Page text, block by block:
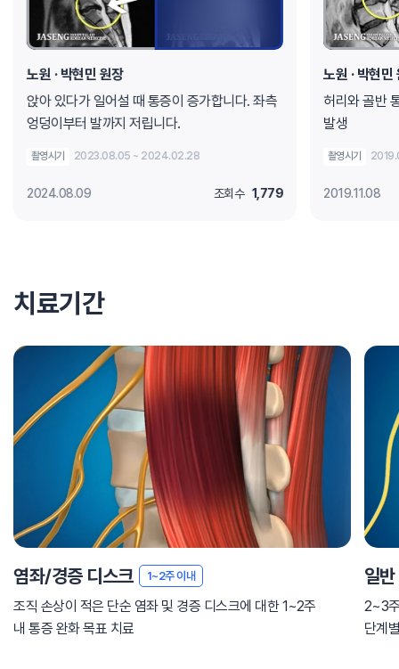
노원· 박현민 원장
앉아 있다가 일어설 때 통증이 증가합니다. 좌측
엉덩이부터 발까지 저립니다.
촬영시기 2023.08.05 ~ 2024.02.28
2024.08.09 조회수 1,779
노원 · 박현민
허리와 골반
발생
촬영시기
2019.11.08
치료기간
염좌/경증 디스크 1~2주 이내
조직 손상이 적은 단순 염좌 및 경증 디스크에 대한 1~2주
내 통증 완화 목표 치료
일
2~3
단계